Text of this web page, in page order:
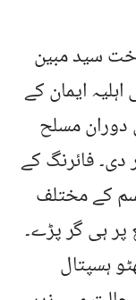
سید مبین
ایمان کے
دوران مسلح
دی۔ فائرنگ کے
کے مختلف
ہی گر پڑے۔
ہسپتال